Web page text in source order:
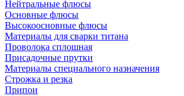
Нейтральные флюсы
Основные флюсы
Высокоосновные флюсы
Материалы для сварки титана
Проволока сплошная
Присадочные прутки
Материалы специального назначения
Строжка и резка
Припои